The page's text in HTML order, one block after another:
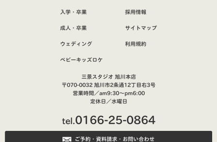
入学・卒業
成人・卒業
ウェディング
ベビーキッズロケ
採用情報
サイトマップ
利用規約
三景スタジオ 旭川本店
〒070-0032 旭川市2条通12丁目右3号
営業時間／am9:30～pm6:00
定休日／水曜日
tel.0166-25-0864
ご予約・資料請求・お問い合わせ